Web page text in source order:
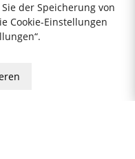
der Speicherung von
Cookie-Einstellungen